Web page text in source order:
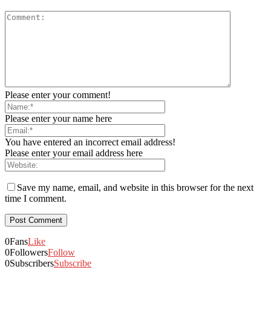
Please enter your comment!
Please enter your name here
You have entered an incorrect email address!
Please enter your email address here
Save my name, email, and website in this browser for the next
time I comment.
0FansLike
0FollowersFollow
0SubscribersSubscribe